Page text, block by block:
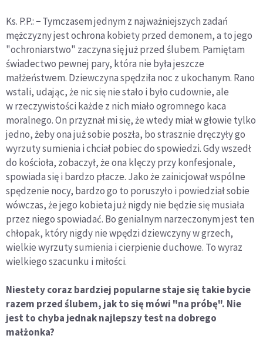
Ks. P.P.: − Tymczasem jednym z najważniejszych zadań
mężczyzny jest ochrona kobiety przed demonem, a to jego
"ochroniarstwo" zaczyna się już przed ślubem. Pamiętam
świadectwo pewnej pary, która nie była jeszcze
małżeństwem. Dziewczyna spędziła noc z ukochanym. Rano
wstali, udając, że nic się nie stało i było cudownie, ale
w rzeczywistości każde z nich miało ogromnego kaca
moralnego. On przyznał mi się, że wtedy miał w głowie tylko
jedno, żeby ona już sobie poszła, bo strasznie dręczyły go
wyrzuty sumienia i chciał pobiec do spowiedzi. Gdy wszedł
do kościoła, zobaczył, że ona klęczy przy konfesjonale,
spowiada się i bardzo płacze. Jako że zainicjował wspólne
spędzenie nocy, bardzo go to poruszyło i powiedział sobie
wówczas, że jego kobieta już nigdy nie będzie się musiała
przez niego spowiadać. Bo genialnym narzeczonym jest ten
chłopak, który nigdy nie wpędzi dziewczyny w grzech,
wielkie wyrzuty sumienia i cierpienie duchowe. To wyraz
wielkiego szacunku i miłości.
Niestety coraz bardziej popularne staje się takie bycie
razem przed ślubem, jak to się mówi "na próbę". Nie
jest to chyba jednak najlepszy test na dobrego
małżonka?